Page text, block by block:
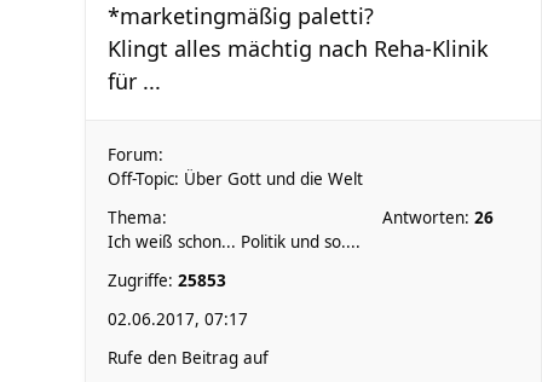
*marketingmäßig paletti?
Klingt alles mächtig nach Reha-Klinik
für ...
Forum:
Off-Topic: Über Gott und die Welt
Thema:
Ich weiß schon... Politik und so....
Antworten: 26
Zugriffe: 25853
02.06.2017, 07:17
Rufe den Beitrag auf